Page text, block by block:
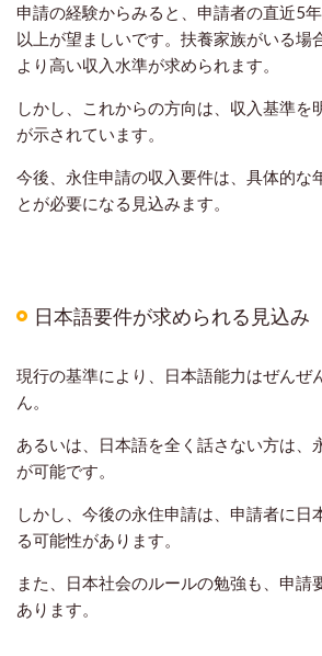
申請の経験からみると、申請者の直近5
以上が望ましいです。扶養家族がいる場
より高い収入水準が求められます。
しかし、これからの方向は、収入基準を
が示されています。
今後、永住申請の収入要件は、具体的な
とが必要になる見込みます。
日本語要件が求められる見込み
現行の基準により、日本語能力はぜんぜ
ん。
あるいは、日本語を全く話さない方は、
が可能です。
しかし、今後の永住申請は、申請者に日
る可能性があります。
また、日本社会のルールの勉強も、申請
あります。